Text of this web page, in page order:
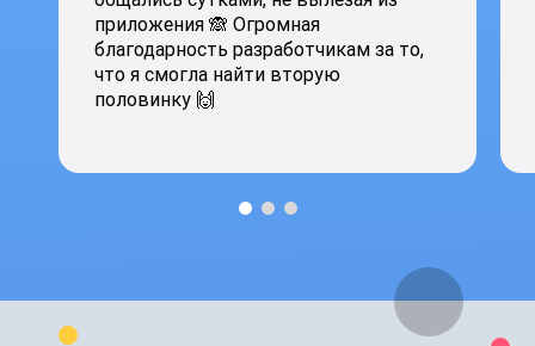
приложения 🙈 Огромная
благодарность разработчикам за то,
что я смогла найти вторую
половинку 🙌